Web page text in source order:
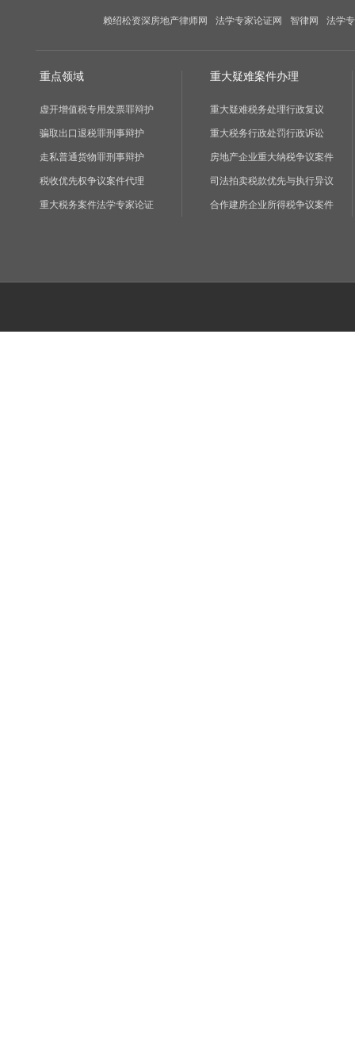
赖绍松资深房地产律师网 法学专家论证网 智律网 法学
重点领域
虚开增值税专用发票罪辩护
骗取出口退税罪刑事辩护
走私普通货物罪刑事辩护
税收优先权争议案件代理
重大税务案件法学专家论证
重大疑难案件办理
重大疑难税务处理行政复议
重大税务行政处罚行政诉讼
房地产企业重大纳税争议案件
司法拍卖税款优先与执行异议
合作建房企业所得税争议案件